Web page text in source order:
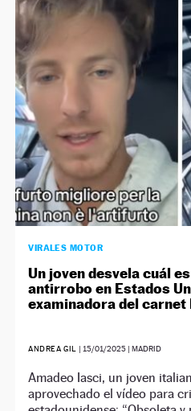
VIRALES MOTOR
Un joven desvela cuál
antirrobo en Estados
examinadora del carnet
ANDREA GIL | 15/01/2025| MADRID
Amadeo Iasci, un joven
aprovechado el vídeo para